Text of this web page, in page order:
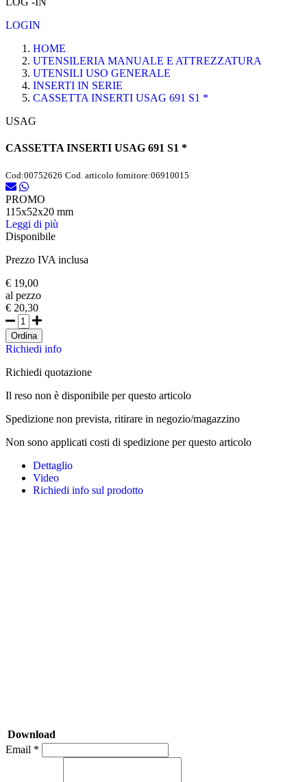
LOGIN
HOME
UTENSILERIA MANUALE E ATTREZZATURA
UTENSILI USO GENERALE
INSERTI IN SERIE
CASSETTA INSERTI USAG 691 S1 *
USAG
CASSETTA INSERTI USAG 691 S1 *
Cod:00752626 Cod. articolo fornitore:06910015
PROMO
115x52x20 mm
Leggi di più
Disponibile
Prezzo IVA inclusa
€ 19,00
al pezzo
€ 20,30
Ordina
Richiedi info
Richiedi quotazione
Il reso non è disponibile per questo articolo
Spedizione non prevista, ritirare in negozio/magazzino
Non sono applicati costi di spedizione per questo articolo
Dettaglio
Video
Richiedi info sul prodotto
Download
Email *